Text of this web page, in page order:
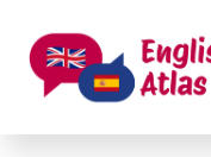
contenido